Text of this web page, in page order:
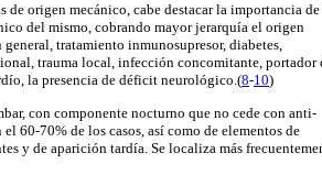
origen mecánico, cabe destacar la importancia
del mismo, cobrando mayor jerarquía el origen
tratamiento inmunosupresor, diabetes,
trauma local, infección concomitante, portador
la presencia de déficit neurológico.(8-10)
con componente nocturno que no cede con anti-
60-70% de los casos, así como de elementos de
y de aparición tardía. Se localiza más